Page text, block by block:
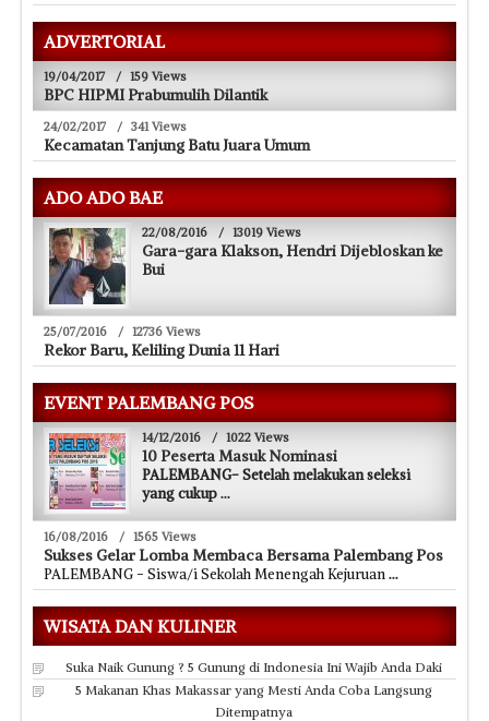
ADVERTORIAL
19/04/2017 / 159 Views
BPC HIPMI Prabumulih Dilantik
24/02/2017 / 341 Views
Kecamatan Tanjung Batu Juara Umum
ADO ADO BAE
22/08/2016 / 13019 Views
Gara-gara Klakson, Hendri Dijebloskan ke
Bui
25/07/2016 / 12736 Views
Rekor Baru, Keliling Dunia 11 Hari
EVENT PALEMBANG POS
14/12/2016 / 1022 Views
10 Peserta Masuk Nominasi
PALEMBANG- Setelah melakukan seleksi
yang cukup...
16/08/2016 / 1565 Views
Sukses Gelar Lomba Membaca Bersama Palembang Pos
PALEMBANG - Siswa/i Sekolah Menengah Kejuruan...
WISATA DAN KULINER
Suka Naik Gunung ? 5 Gunung di Indonesia Ini Wajib Anda Daki
5 Makanan Khas Makassar yang Mesti Anda Coba Langsung
Ditempatnya